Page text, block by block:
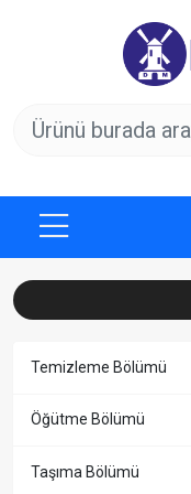
Temizleme Bölümü
Öğütme Bölümü
Taşıma Bölümü